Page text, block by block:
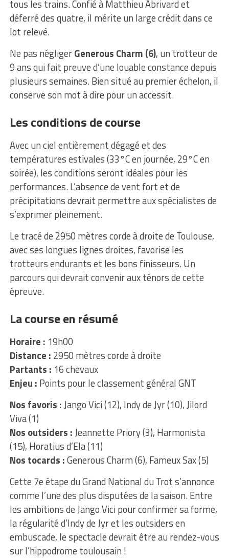
tous les trains. Confié à Matthieu Abrivard et
déferré des quatre, il mérite un large crédit dans ce
lot relevé.
Ne pas négligerGenerous Charm (6), un trotteur de
9 ans qui fait preuve d’une louable constance depuis
plusieurs semaines. Bien situé au premier échelon, il
conserve son mot à dire pour un accessit.
Les conditions de course
Avec un ciel entièrement dégagé et des
températures estivales (33°C en journée, 29°C en
soirée), les conditions seront idéales pour les
performances. L’absence de vent fort et de
précipitations devrait permettre aux spécialistes de
s’exprimer pleinement.
Le tracé de 2950 mètres corde à droite de Toulouse,
avec ses longues lignes droites, favorise les
trotteurs endurants et les bons finisseurs. Un
parcours qui devrait convenir aux ténors de cette
épreuve.
La course en résumé
Horaire : 19h00
Distance : 2950 mètres corde à droite
Partants : 16 chevaux
Enjeu : Points pour le classement général GNT
Nos favoris :Jango Vici (12), Indy de Jyr (10), Jilord
Viva (1)
Nos outsiders :Jeannette Priory (3), Harmonista
(15), Horatius d’Ela (11)
Nos tocards :Generous Charm (6), Fameux Sax (5)
Cette 7e étape du Grand National du Trot s’annonce
comme l’une des plus disputées de la saison. Entre
les ambitions de Jango Vici pour confirmer sa forme,
la régularité d’Indy de Jyr et les outsiders en
embuscade, le spectacle devrait être au rendez-vous
sur l’hippodrome toulousain !